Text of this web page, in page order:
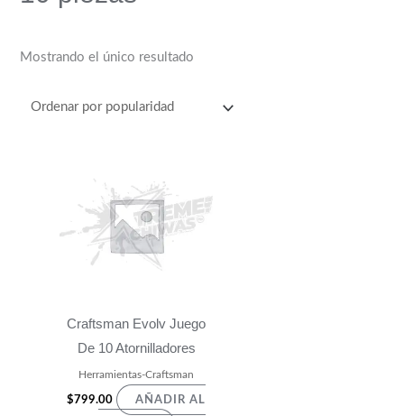
Mostrando el único resultado
Craftsman Evolv Juego
De 10 Atornilladores
Herramientas-Craftsman
$799.00 AÑADIR AL